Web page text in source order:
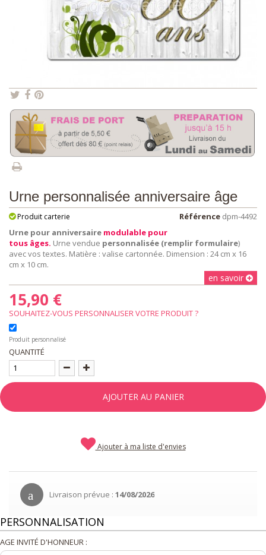
Urne personnalisée anniversaire âge
Référence dpm-4492
Produit carterie
Urne pour anniversaire modulable pour
tous âges. Urne vendue personnalisée (remplir formulaire)
avec vos textes. Matière : valise cartonnée. Dimension : 24 cm x 16
cm x 10 cm.
en savoir
15,90 €
Produit personnalisé
QUANTITÉ
AJOUTER AU PANIER
Ajouter à ma liste d'envies
Livraison prévue : 14/08/2026
PERSONNALISATION
AGE INVITÉ D'HONNEUR :